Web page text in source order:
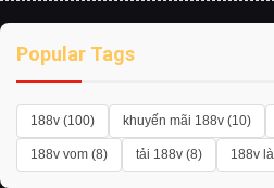
Popular Tags
188v (100) khuyến mãi 188v (10)
188v vom (8) tải 188v (8) 188v